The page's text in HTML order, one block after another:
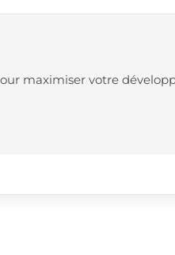
maximiser votre